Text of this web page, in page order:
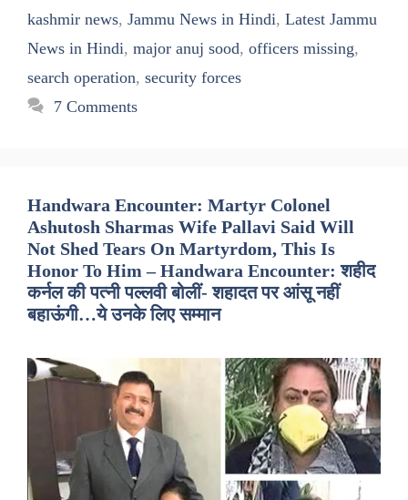
kashmir news, Jammu News in Hindi, Latest Jammu
News in Hindi, major anuj sood, officers missing,
search operation, security forces
7 Comments
Handwara Encounter: Martyr Colonel
Ashutosh Sharmas Wife Pallavi Said Will
Not Shed Tears On Martyrdom, This Is
Honor To Him – Handwara Encounter: शहीद
कर्नल की पत्नी पल्लवी बोलीं- शहादत पर आंसू नहीं
बहाऊंगी…ये उनके लिए सम्मान